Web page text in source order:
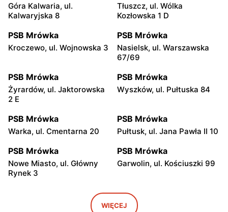
Góra Kalwaria, ul.
Kalwaryjska 8
Tłuszcz, ul. Wólka
Kozłowska 1 D
PSB Mrówka
Kroczewo, ul. Wojnowska 3
PSB Mrówka
Nasielsk, ul. Warszawska
67/69
PSB Mrówka
Żyrardów, ul. Jaktorowska
2 E
PSB Mrówka
Wyszków, ul. Pułtuska 84
PSB Mrówka
Warka, ul. Cmentarna 20
PSB Mrówka
Pułtusk, ul. Jana Pawła II 10
PSB Mrówka
Nowe Miasto, ul. Główny
Rynek 3
PSB Mrówka
Garwolin, ul. Kościuszki 99
Gwizdały, ul. Łochowska 18
PSB Mrówka
Rząśnik, ul. Wyszkowska 11
WIĘCEJ